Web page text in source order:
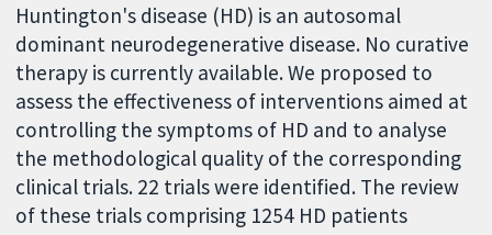
Huntington's disease (HD) is an autosomal
dominant neurodegenerative disease. No curative
therapy is currently available. We proposed to
assess the effectiveness of interventions aimed at
controlling the symptoms of HD and to analyse
the methodological quality of the corresponding
clinical trials. 22 trials were identified. The review
of these trials comprising 1254 HD patients